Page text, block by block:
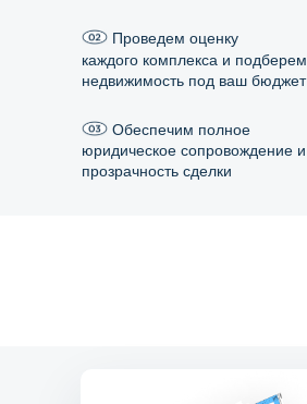
каждого комплекса и подберем
недвижимость под ваш бюджет
юридическое сопровождение и
прозрачность сделки
Проведем оценку
Обеспечим полное